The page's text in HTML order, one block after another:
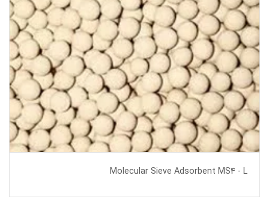
Molecular Sieve Adsorbent MS4 - L